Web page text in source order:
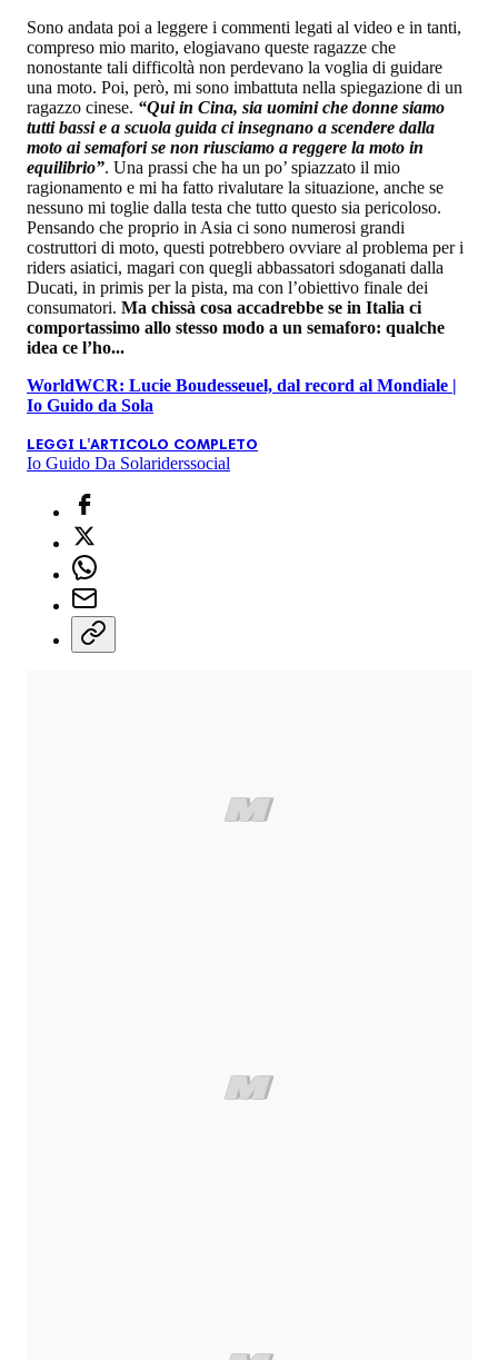
Sono andata poi a leggere i commenti legati al video e in tanti,
compreso mio marito, elogiavano queste ragazze che
nonostante tali difficoltà non perdevano la voglia di guidare
una moto. Poi, però, mi sono imbattuta nella spiegazione di un
ragazzo cinese. “Qui in Cina, sia uomini che donne siamo
tutti bassi e a scuola guida ci insegnano a scendere dalla
moto ai semafori se non riusciamo a reggere la moto in
equilibrio”. Una prassi che ha un po’ spiazzato il mio
ragionamento e mi ha fatto rivalutare la situazione, anche se
nessuno mi toglie dalla testa che tutto questo sia pericoloso.
Pensando che proprio in Asia ci sono numerosi grandi
costruttori di moto, questi potrebbero ovviare al problema per i
riders asiatici, magari con quegli abbassatori sdoganati dalla
Ducati, in primis per la pista, ma con l’obiettivo finale dei
consumatori. Ma chissà cosa accadrebbe se in Italia ci
comportassimo allo stesso modo a un semaforo: qualche
idea ce l’ho...
WorldWCR: Lucie Boudesseuel, dal record al Mondiale |
Io Guido da Sola
LEGGI L'ARTICOLO COMPLETO
Io Guido Da Solariderssocial